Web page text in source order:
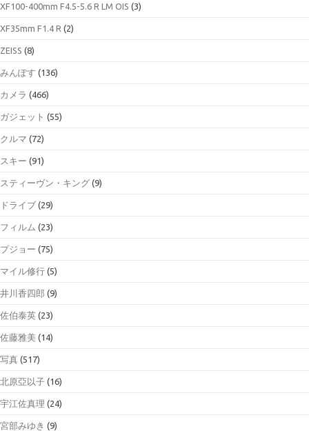
XF100-400mm F4.5-5.6 R LM OIS (3)
XF35mm F1.4 R (2)
ZEISS (8)
みんぽす (136)
カメラ (466)
ガジェット (55)
クルマ (72)
スキー (91)
スティーヴン・キング (9)
ドライブ (29)
フィルム (23)
プジョー (75)
マイル修行 (5)
井川香四郎 (9)
佐伯泰英 (23)
佐藤雅美 (14)
写真 (517)
北原亞以子 (16)
宇江佐真理 (24)
宮部みゆき (9)